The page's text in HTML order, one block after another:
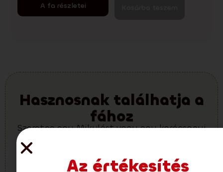
A fa részletei
Hasznosnak találhatja a
fához
Szeretne egy Mikulást vagy egy karácsonyi
Extra kedvezmény 25%
Az értékesítés